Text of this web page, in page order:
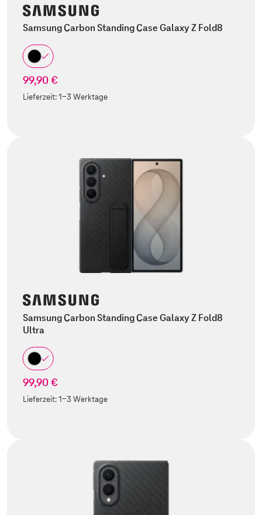
Samsung Carbon Standing Case Galaxy Z Fold8
99,90 €
Lieferzeit:1-3 Werktage
Samsung Carbon Standing Case Galaxy Z Fold8
Ultra
99,90 €
Lieferzeit:1-3 Werktage